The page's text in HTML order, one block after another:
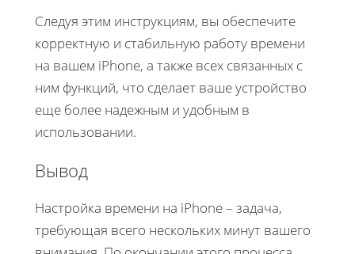
Следуя этим инструкциям, вы обеспечите
корректную и стабильную работу времени
на вашем iPhone, а также всех связанных с
ним функций, что сделает ваше устройство
еще более надежным и удобным в
использовании.
Вывод
Настройка времени на iPhone – задача,
требующая всего нескольких минут вашего